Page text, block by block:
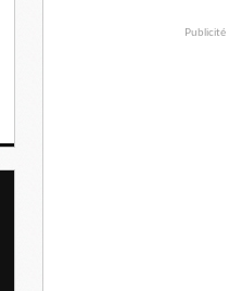
Publicité